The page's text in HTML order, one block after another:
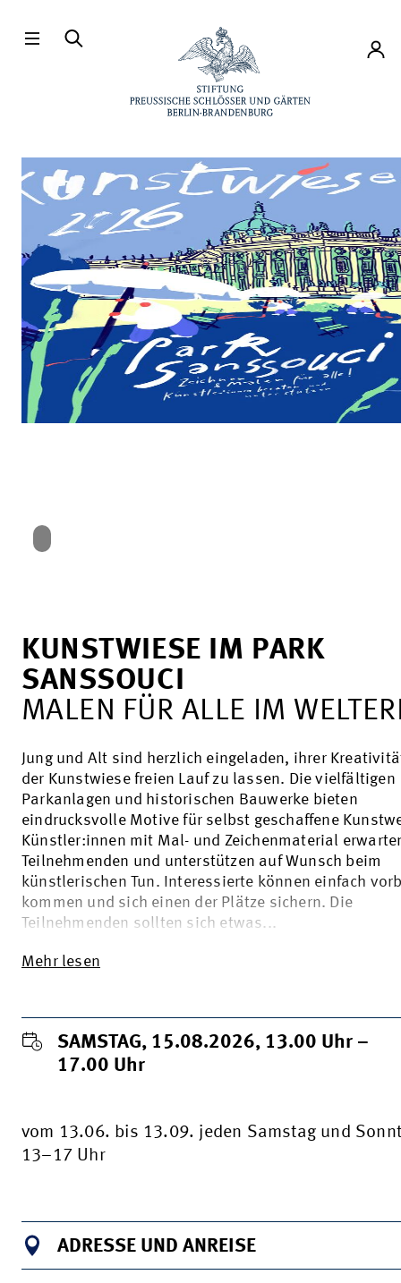
Konto
KUNSTWIESE IM PARK
SANSSOUCI
MALEN FÜR ALLE IM
Jung und Alt sind herzlich eingeladen, ihrer
der Kunstwiese freien Lauf zu lassen. Die vielfältigen
Parkanlagen und historischen Bauwerke bieten
eindrucksvolle Motive für selbst geschaffene
Künstler:innen mit Mal- und Zeichenmaterial
Teilnehmenden und unterstützen auf Wunsch beim
künstlerischen Tun. Interessierte können einfach
kommen und sich einen der Plätze sichern. Die
Teilnehmenden sollten sich etwas...
Mehr lesen
SAMSTAG, 15.08.2026, 13.00 Uhr
17.00 Uhr
vom 13.06. bis 13.09. jeden Samstag und
13–17 Uhr
ADRESSE UND ANREISE